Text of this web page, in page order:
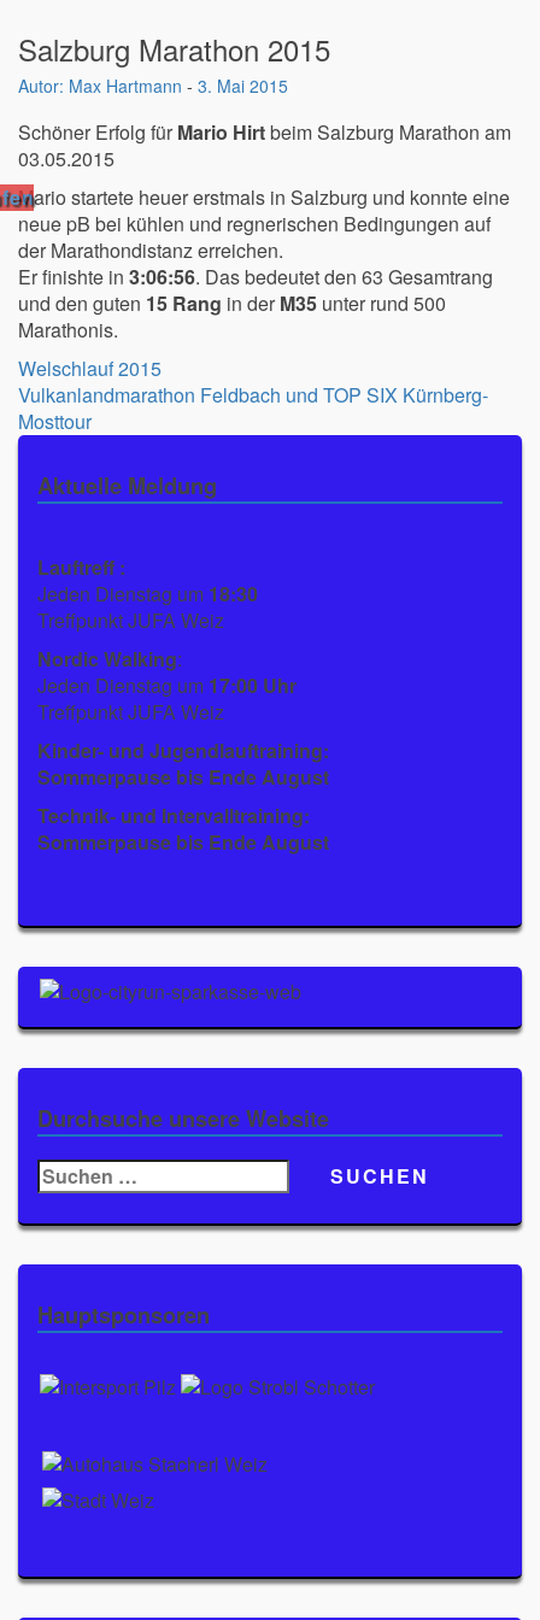
Salzburg Marathon 2015
Max Hartmann - 3. Mai 2015
Schöner Erfolg für Mario Hirtbeim Salzburg Marathon am
03.05.2015
Mario startete heuer erstmals in Salzburg und konnte eine
neue pB bei kühlen und regnerischen Bedingungen auf
der Marathondistanz erreichen.
Er finishte in 3:06:56. Das bedeutet den 63 Gesamtrang
und den guten 15 Rang in der M35 unter rund 500
Marathonis.
Beitragsnavigation
Welschlauf 2015
Vulkanlandmarathon Feldbach und TOP SIX Kürnberg-
Mosttour
Aktuelle Meldung
Lauftreff :
Jeden Dienstag um 18:30
Treffpunkt JUFA Weiz
Nordic Walking:
Jeden Dienstag um 17:00 Uhr
Treffpunkt JUFA Weiz
Kinder- und Jugendlauftraining:
Sommerpause bis Ende August
Technik- und Intervalltraining:
Sommerpause bis Ende August
Durchsuche unsere Website
Suchen
nach:
Hauptsponsoren